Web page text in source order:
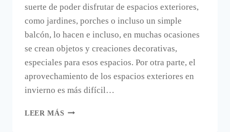
suerte de poder disfrutar de espacios exteriores,
como jardines, porches o incluso un simple
balcón, lo hacen e incluso, en muchas ocasiones
se crean objetos y creaciones decorativas,
especiales para esos espacios. Por otra parte, el
aprovechamiento de los espacios exteriores en
invierno es más difícil…
LEER MÁS CERRAMIENTOS